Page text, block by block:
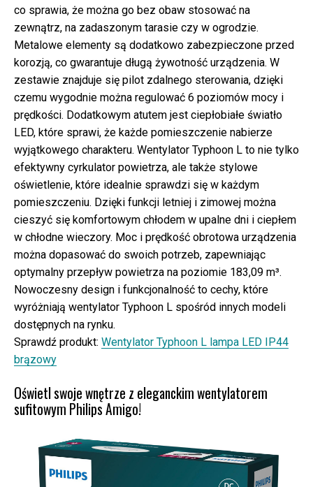
co sprawia, że można go bez obaw stosować na
zewnątrz, na zadaszonym tarasie czy w ogrodzie.
Metalowe elementy są dodatkowo zabezpieczone przed
korozją, co gwarantuje długą żywotność urządzenia. W
zestawie znajduje się pilot zdalnego sterowania, dzięki
czemu wygodnie można regulować 6 poziomów mocy i
prędkości. Dodatkowym atutem jest ciepłobiałe światło
LED, które sprawi, że każde pomieszczenie nabierze
wyjątkowego charakteru. Wentylator Typhoon L to nie tylko
efektywny cyrkulator powietrza, ale także stylowe
oświetlenie, które idealnie sprawdzi się w każdym
pomieszczeniu. Dzięki funkcji letniej i zimowej można
cieszyć się komfortowym chłodem w upalne dni i ciepłem
w chłodne wieczory. Moc i prędkość obrotowa urządzenia
można dopasować do swoich potrzeb, zapewniając
optymalny przepływ powietrza na poziomie 183,09 m³.
Nowoczesny design i funkcjonalność to cechy, które
wyróżniają wentylator Typhoon L spośród innych modeli
dostępnych na rynku.
Sprawdź produkt: Wentylator Typhoon L lampa LED IP44
brązowy
Oświetl swoje wnętrze z eleganckim wentylatorem
sufitowym Philips Amigo!